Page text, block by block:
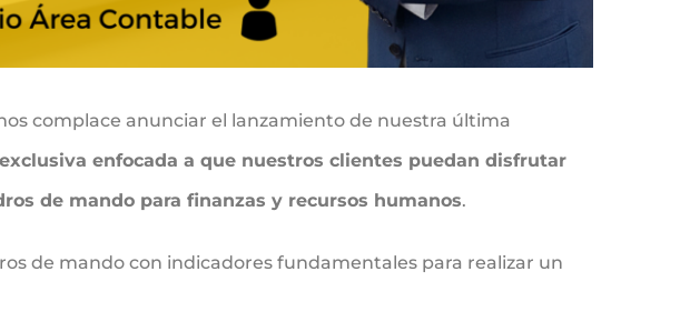
complace anunciar el lanzamiento de nuestra última
enfocada a que nuestros clientes puedan disfrutar
de mando para finanzas y recursos humanos.
de mando con indicadores fundamentales para realizar un